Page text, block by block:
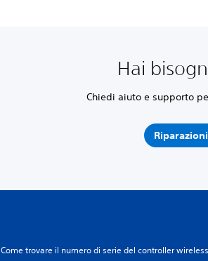
Hai
Chiedi aiuto e supporto
Come trovare il numero di serie del controller